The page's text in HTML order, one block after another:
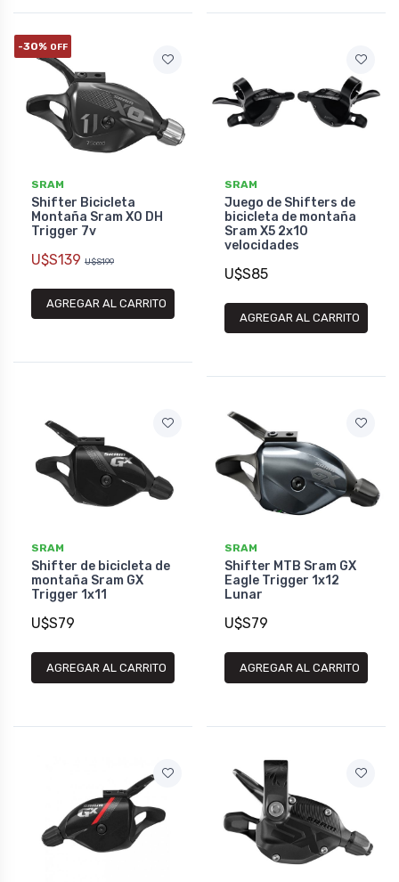
-30% OFF
SRAM
Shifter Bicicleta
Montaña Sram X0 DH
Trigger 7v
U$S139 U$S199
AGREGAR AL CARRITO
SRAM
Juego de Shifters de
bicicleta de montaña
Sram X5 2x10
velocidades
U$S85
AGREGAR AL CARRITO
SRAM
Shifter de bicicleta de
montaña Sram GX
Trigger 1x11
U$S79
AGREGAR AL CARRITO
SRAM
Shifter MTB Sram GX
Eagle Trigger 1x12
Lunar
U$S79
AGREGAR AL CARRITO